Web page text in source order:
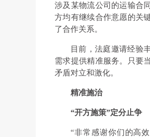
涉及某物流公司的运输合
方均有继续合作意愿的关
了合作关系。
目前，法庭邀请经验
需求提供精准服务。只要
矛盾对立和激化。
精准施治
“开方施策”定分止争
“非常感谢你们的高